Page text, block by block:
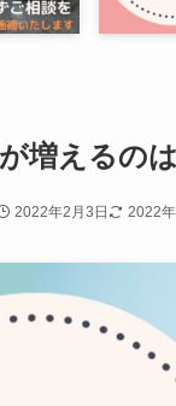
増えるの
2022年2月3日 2022